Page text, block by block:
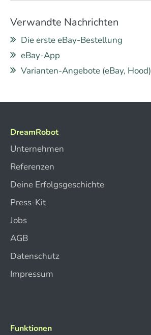
Verwandte Nachrichten
Die erste eBay-Bestellung
eBay-App
Varianten-Angebote (eBay, Hood)
DreamRobot
Unternehmen
Referenzen
Deine Erfolgsgeschichte
Press-Kit
Jobs
AGB
Datenschutz
Impressum
Funktionen